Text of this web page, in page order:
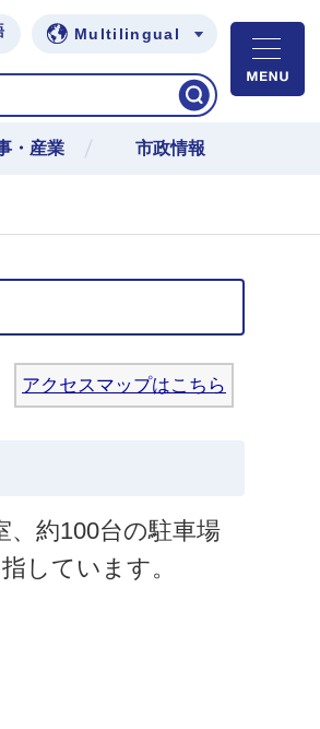
Multilingual
・産業 市政情報
アクセスマップはこちら
約100台の駐車場
しています。